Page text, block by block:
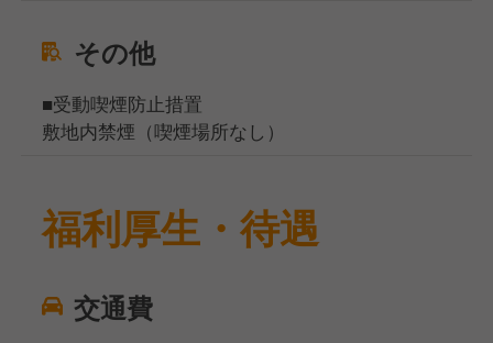
その他
■受動喫煙防止措置
敷地内禁煙（喫煙場所なし）
福利厚生・待遇
交通費